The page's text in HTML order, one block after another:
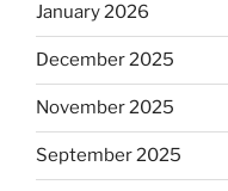
January 2026
December 2025
November 2025
September 2025